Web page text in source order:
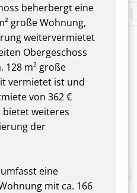
beherbergt eine
große Wohnung,
weitervermietet
Obergeschoss
128 m² große
vermietet ist und
von 362 €
bietet weiteres
der
eine
mit ca. 166